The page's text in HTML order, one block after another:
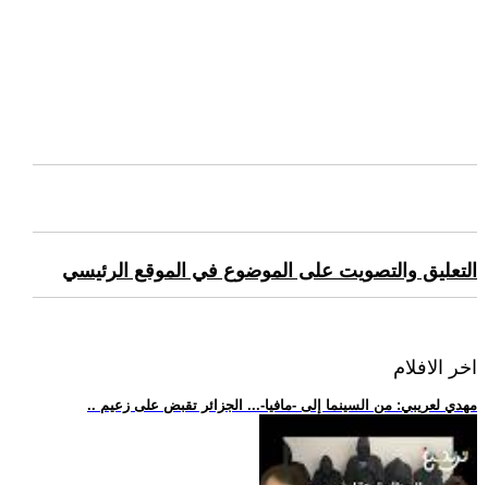
التعليق والتصويت على الموضوع في الموقع الرئيسي
اخر الافلام
.. مهدي لعريبي: من السينما إلى -مافيا-... الجزائر تقبض على زعيم